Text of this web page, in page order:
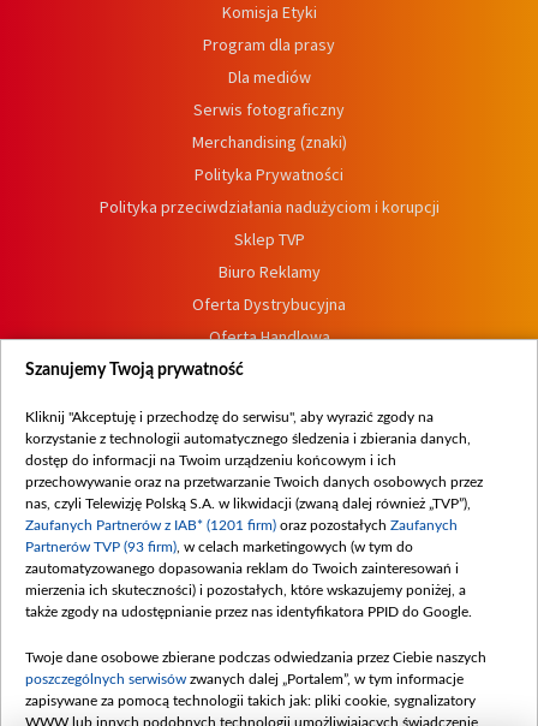
Komisja Etyki
Program dla prasy
Dla mediów
Serwis fotograficzny
Merchandising (znaki)
Polityka Prywatności
Polityka przeciwdziałania nadużyciom i korupcji
Sklep TVP
Biuro Reklamy
Oferta Dystrybucyjna
Oferta Handlowa
Dostępność
Procedura zgłoszeń wewnętrznych
Szanujemy Twoją prywatność
Kliknij "Akceptuję i przechodzę do serwisu", aby wyrazić zgody na
korzystanie z technologii automatycznego śledzenia i zbierania danych,
dostęp do informacji na Twoim urządzeniu końcowym i ich
przechowywanie oraz na przetwarzanie Twoich danych osobowych przez
nas, czyli Telewizję Polską S.A. w likwidacji (zwaną dalej również „TVP”),
Zaufanych Partnerów z IAB* (1201 firm) oraz pozostałych Zaufanych
Partnerów TVP (93 firm) , w celach marketingowych (w tym do
zautomatyzowanego dopasowania reklam do Twoich zainteresowań i
mierzenia ich skuteczności) i pozostałych, które wskazujemy poniżej, a
także zgody na udostępnianie przez nas identyfikatora PPID do Google.
Twoje dane osobowe zbierane podczas odwiedzania przez Ciebie naszych
poszczególnych serwisów zwanych dalej „Portalem”, w tym informacje
zapisywane za pomocą technologii takich jak: pliki cookie, sygnalizatory
WWW lub innych podobnych technologii umożliwiających świadczenie